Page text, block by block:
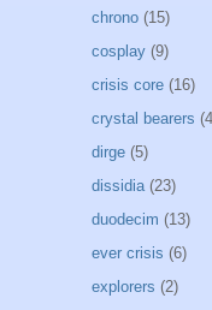
chrono (15)
cosplay (9)
crisis core (16)
crystal bearers
dirge (5)
dissidia (23)
duodecim (13)
ever crisis (6)
explorers (2)